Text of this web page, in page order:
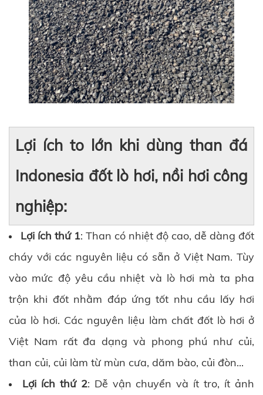
Lợi ích to lớn khi dùng than đá
Indonesia đốt lò hơi, nồi hơi công
nghiệp:
Lợi ích thứ 1: Than có nhiệt độ cao, dễ dàng đốt
cháy với các nguyên liệu có sẵn ở Việt Nam. Tùy
vào mức độ yêu cầu nhiệt và lò hơi mà ta pha
trộn khi đốt nhằm đáp ứng tốt nhu cầu lấy hơi
của lò hơi. Các nguyên liệu làm chất đốt lò hơi ở
Việt Nam rất đa dạng và phong phú như củi,
than củi, củi làm từ mùn cưa, dăm bào, củi đòn...
Lợi ích thứ 2: Dễ vận chuyển và ít tro, ít ảnh